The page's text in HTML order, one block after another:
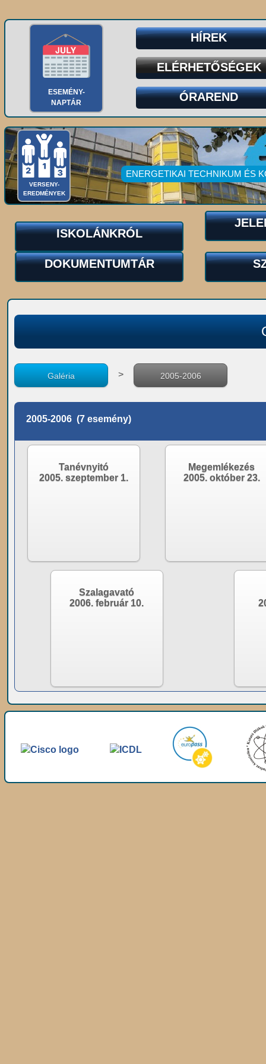
ESEMÉNY-
NAPTÁR
HÍREK
ELÉRHETŐSÉGEK
ÓRAREND
VERSENY-
EREDMÉNYEK
ENERGETIKAI TECHNIKUM ÉS
ISKOLÁNKRÓL
DOKUMENTUMTÁR
Galéria > 2005-2006
2005-2006 (7 esemény)
Tanévnyitó
2005. szeptember 1.
Megemlékezés
2005. október 23.
Szalagavató
2006. február 10.